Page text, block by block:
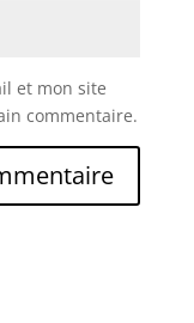
et mon site
commentaire.